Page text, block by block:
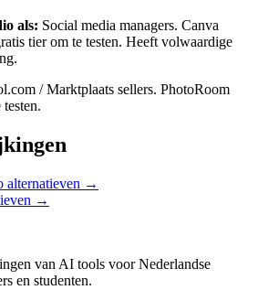
als: Social media managers. Canva
tier om te testen. Heeft volwaardige
/ Marktplaats sellers. PhotoRoom
alternatieven →
→
van AI tools voor Nederlandse
en studenten.